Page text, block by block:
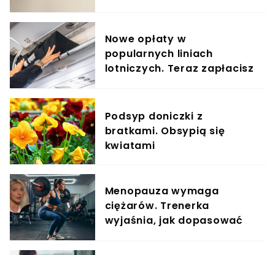
Nowe opłaty w
popularnych liniach
lotniczych. Teraz zapłacisz
Podsyp doniczki z
bratkami. Obsypią się
kwiatami
Menopauza wymaga
ciężarów. Trenerka
wyjaśnia, jak dopasować